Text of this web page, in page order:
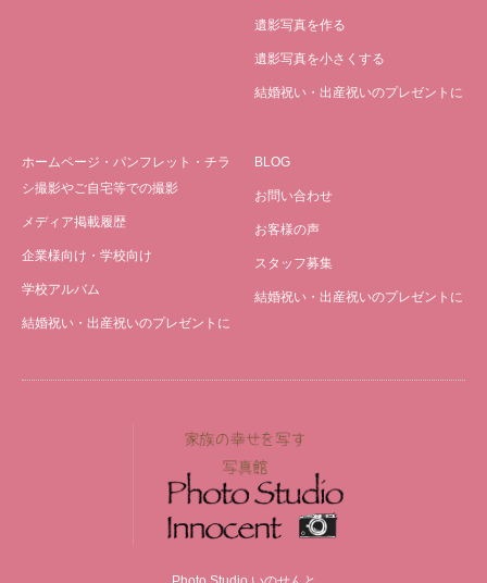
遺影写真を作る
遺影写真を小さくする
結婚祝い・出産祝いのプレゼントに
ホームページ・パンフレット・チラ
シ撮影やご自宅等での撮影
メディア掲載履歴
企業様向け・学校向け
学校アルバム
結婚祝い・出産祝いのプレゼントに
BLOG
お問い合わせ
お客様の声
スタッフ募集
結婚祝い・出産祝いのプレゼントに